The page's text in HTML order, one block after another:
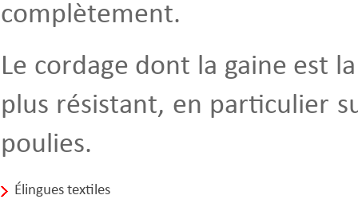
complètement.
Le cordage dont la gaine est
plus résistant, en particulier
poulies.
Élingues textiles